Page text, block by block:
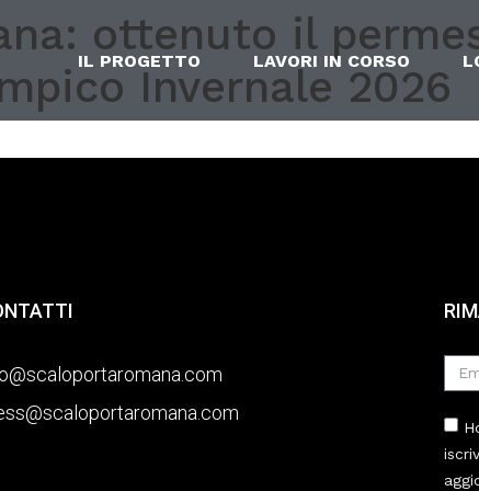
IL PROGETTO LAVORI IN CORSO
ottenuto il
Invernale 2026